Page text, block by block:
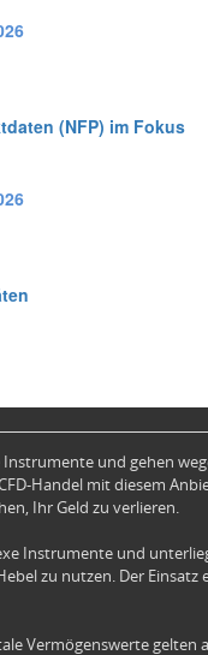
Instrumente und gehen
Handel mit diesem
Ihr Geld zu verlieren.
Instrumente und
zu nutzen. Der
Vermögenswerte gelten